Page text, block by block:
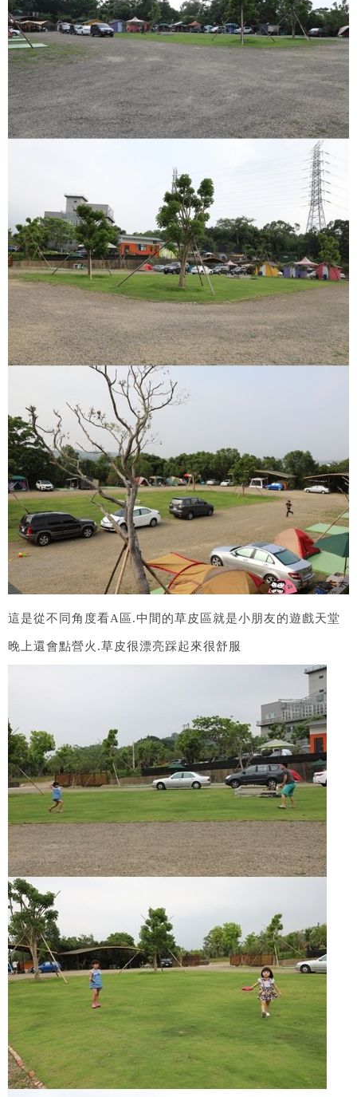
這是從不同角度看A區.中間的草皮區就是小朋友的遊戲天堂
晚上還會點營火.草皮很漂亮踩起來很舒服